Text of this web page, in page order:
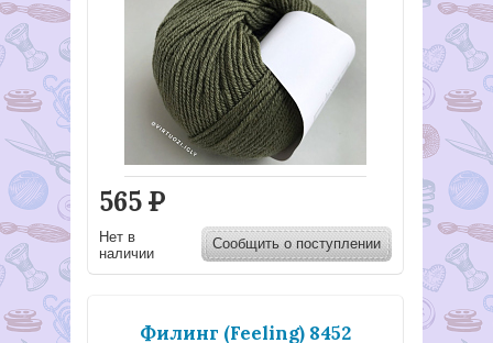
565Р
Нет в
наличии
Сообщить о поступлении
Филинг (Feeling) 8452